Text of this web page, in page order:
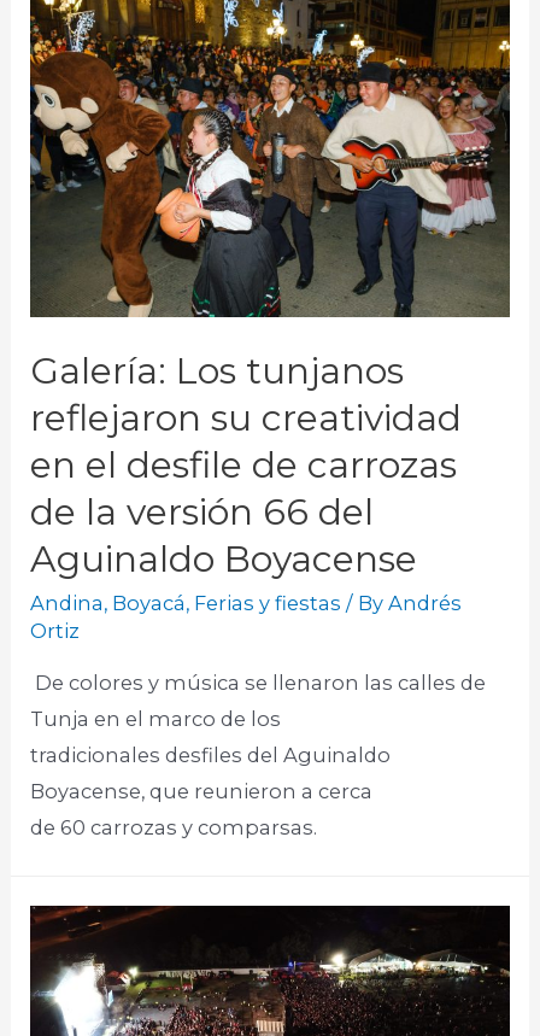
Galería: Los tunjanos
reflejaron su creatividad
en el desfile de carrozas
de la versión 66 del
Aguinaldo Boyacense
Andina, Boyacá, Ferias y fiestas / ByAndrés
Ortiz
De colores y música se llenaron las calles de
Tunja en el marco de los
tradicionales desfiles del Aguinaldo
Boyacense, que reunieron a cerca
de 60 carrozas y comparsas.